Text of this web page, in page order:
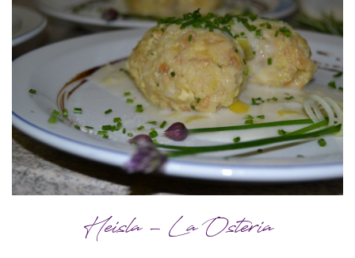
Heisla - La Osteria